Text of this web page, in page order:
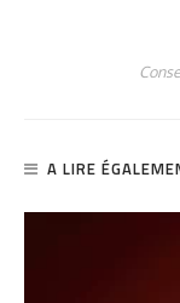
A LIRE